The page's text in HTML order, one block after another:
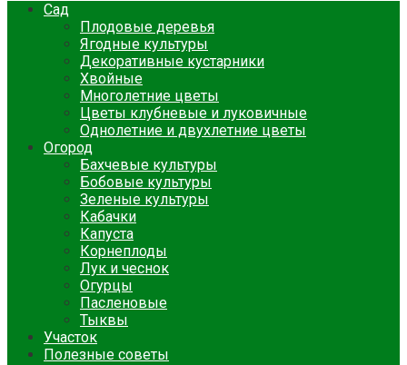
Сад
Плодовые деревья
Ягодные культуры
Декоративные кустарники
Хвойные
Многолетние цветы
Цветы клубневые и луковичные
Однолетние и двухлетние цветы
Огород
Бахчевые культуры
Бобовые культуры
Зеленые культуры
Кабачки
Капуста
Корнеплоды
Лук и чеснок
Огурцы
Пасленовые
Тыквы
Участок
Полезные советы